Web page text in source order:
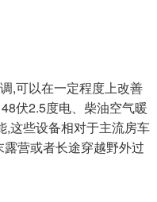
,可以在一定程度上改善
伏2.5度电、柴油空气暖
,这些设备相对于主流房车
营或者长途穿越野外过